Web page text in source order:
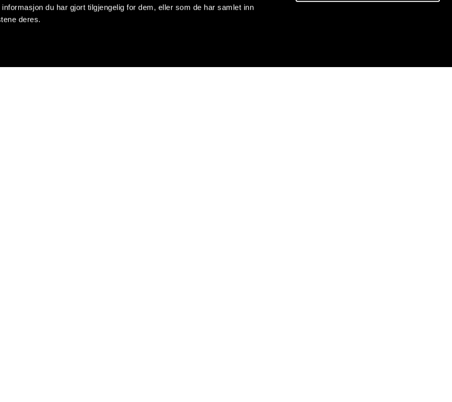
du har gjort tilgjengelig for dem, eller som de har samlet inn
deres.